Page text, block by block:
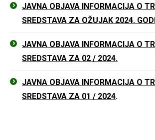
JAVNA OBJAVA INFORMACIJA O
SREDSTAVA ZA OŽUJAK 2024.
JAVNA OBJAVA INFORMACIJA O
SREDSTAVA ZA 02 / 2024.
JAVNA OBJAVA INFORMACIJA O
SREDSTAVA ZA 01 / 2024.